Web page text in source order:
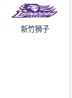
新竹狮子